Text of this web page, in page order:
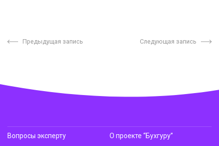
Предыдущая запись Следующая запись
Вопросы эксперту
О проекте “Бухгуру”